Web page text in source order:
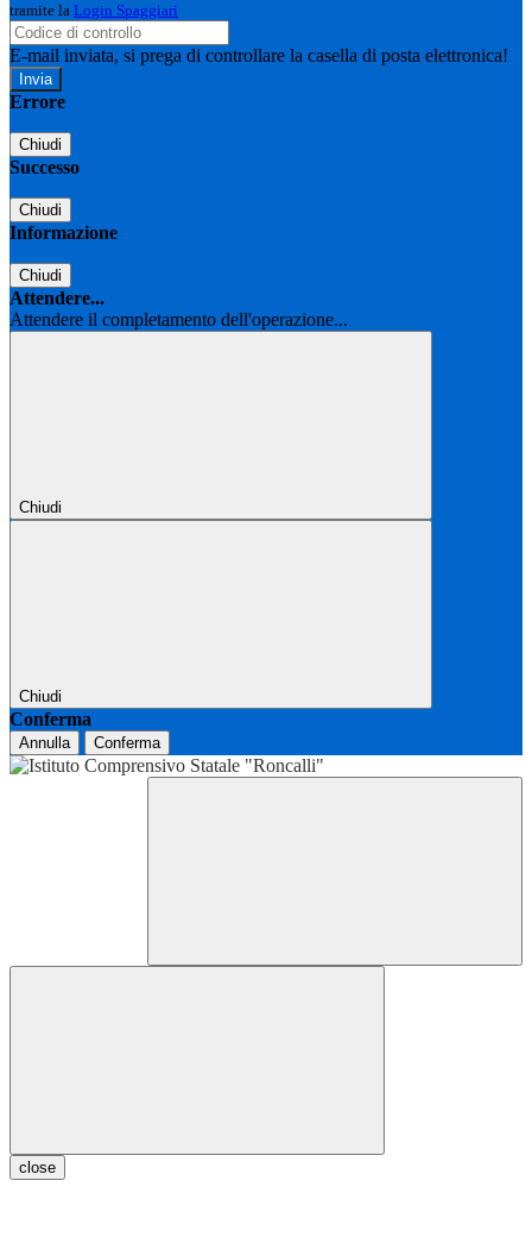
tramite la Login Spaggiari
E-mail inviata, si prega di controllare la casella di posta elettronica!
Errore
Chiudi
Successo
Chiudi
Informazione
Chiudi
Attendere...
Attendere il completamento dell'operazione...
Chiudi
Chiudi
Conferma
Annulla Conferma
close